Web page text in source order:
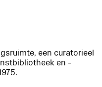
een curatorieel
en -